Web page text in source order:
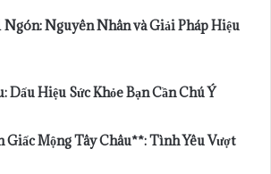
Ngón: Nguyên Nhân và Giải Pháp Hiệu
Dấu Hiệu Sức Khỏe Bạn Cần Chú Ý
Giấc Mộng Tây Châu**: Tình Yêu Vượt